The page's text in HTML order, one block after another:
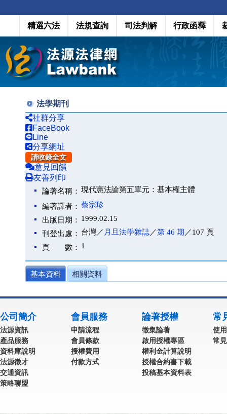
精選六法 法規查詢 司法判解 行政函釋
法學期刊
社群分享
FaceBook
Line
分享網址
請收錄全文
意見回饋
友善列印
論著名稱： 現代憲法論第五單元：基本權主體
編著譯者： 蔡宗珍
出版日期： 1999.02.15
刊登出處： 台灣／ 月旦法學雜誌／第 46 期 ／107 頁
頁 數： 1
基本資料 相關資料
公司簡介
法源資訊
產品服務
資料庫說明
法源徵才
交通資訊
策略聯盟
會員服務
申請流程
會員條款
授權費用
付款方式
論著授權
徵集論著
啟用授權專區
權利金計算說明
授權合約書下載
投稿基本資料表
常
使
常